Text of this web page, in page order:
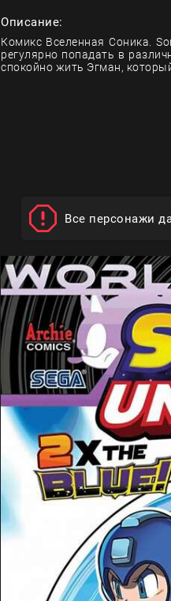
Описание:
Комикс Вселенная Соника.
регулярно попадать в
спокойно жить Эгман,
Все персонажи